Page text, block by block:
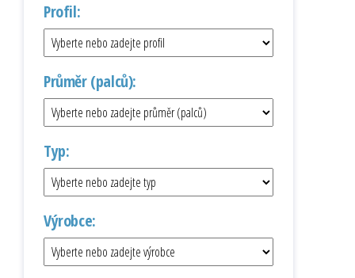
Profil:
Průměr (palců):
Typ:
Výrobce: